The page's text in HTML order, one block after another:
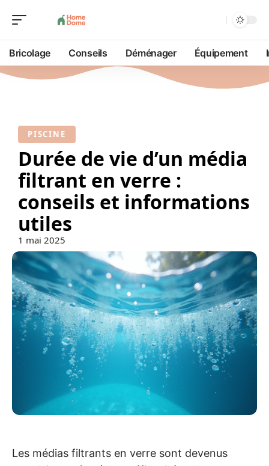
Bricolage Conseils Déménager Équipement
PISCINE
Durée de vie d’un média
filtrant en verre :
conseils et informations
utiles
1 mai 2025
Les médias filtrants en verre sont devenus